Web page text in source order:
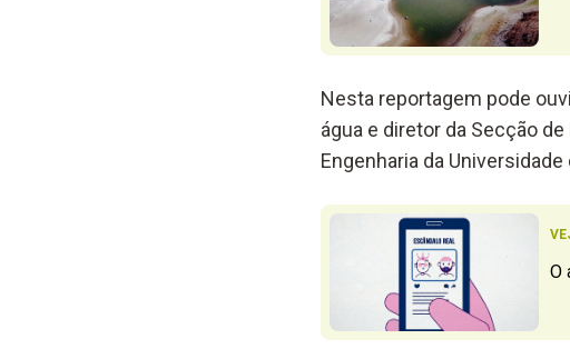
Nesta reportagem pode
água e diretor da Secção
Engenharia da Universidade
O